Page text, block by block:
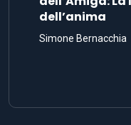
dell’anima
Simone Bernacchia